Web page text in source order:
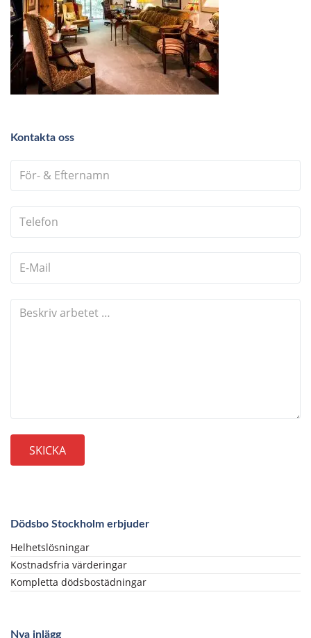
Kontakta oss
Dödsbo Stockholm erbjuder
Helhetslösningar
Kostnadsfria värderingar
Kompletta dödsbostädningar
Nya inlägg